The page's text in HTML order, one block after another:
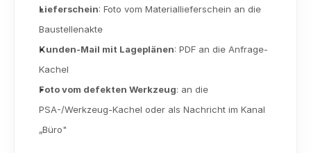
Lieferschein: Foto vom Materiallieferschein an die
Baustellenakte
Kunden-Mail mit Lageplänen: PDF an die Anfrage-
Kachel
Foto vom defekten Werkzeug: an die
PSA-/Werkzeug-Kachel oder als Nachricht im Kanal
„Büro"